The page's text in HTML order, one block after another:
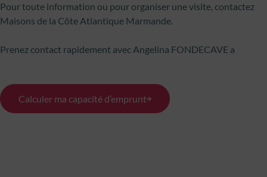
Pour toute information ou pour organiser une visite, contactez
Maisons de la Côte Atlantique Marmande.
Prenez contact rapidement avec Angelina FONDECAVE a
Calculer ma capacité d’emprunt